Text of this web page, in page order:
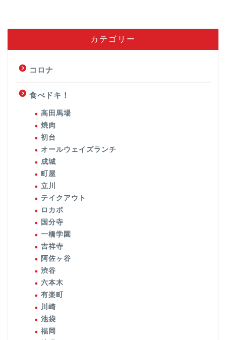
カテゴリー
コロナ
食べドキ！
高田馬場
焼肉
初台
オールウェイズランチ
成城
町屋
立川
テイクアウト
ロカボ
国分寺
一橋学園
吉祥寺
阿佐ヶ谷
渋谷
六本木
有楽町
川崎
池袋
福岡